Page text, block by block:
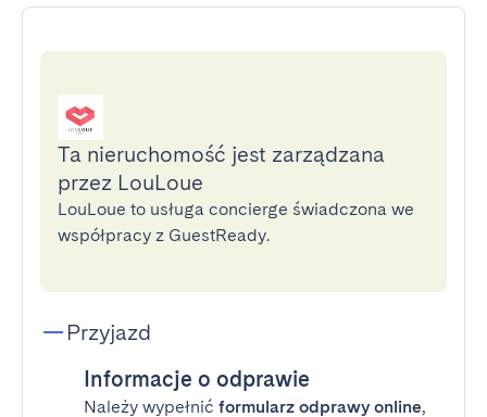
Ta nieruchomość jest zarządzana
przez LouLoue
LouLoue to usługa concierge świadczona we
współpracy z GuestReady.
Przyjazd
Informacje o odprawie
Należy wypełnić formularz odprawy online,